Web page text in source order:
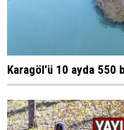
Karagöl'ü 10 ayda